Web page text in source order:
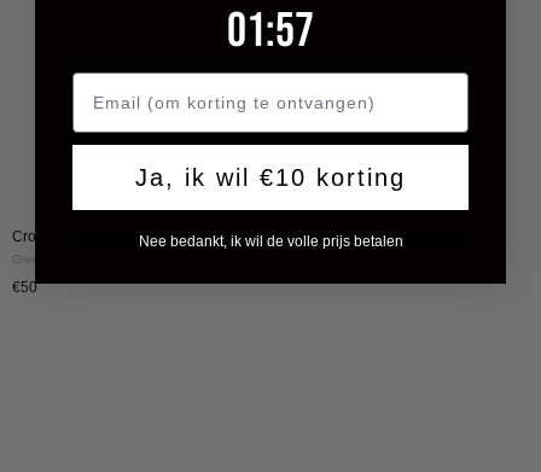
Croyez Fumes Bracelet
Green
€50
Countdown ends in:
1
01: 57
57
Ja, ik wil €10 korting
Nee bedankt, ik wil de volle prijs betalen